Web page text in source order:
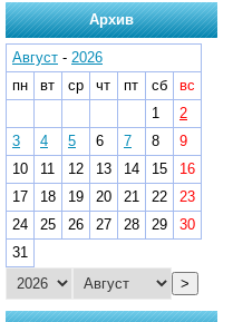
Архив
Август - 2026
пн
вт ср чт пт сб
вс
1
2
3
4 5 6 7 8
9
10
11 12 13 14 15
16
17
18 19 20 21 22
23
24
25 26 27 28 29
30
31
>